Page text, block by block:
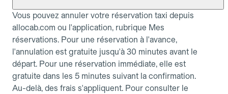
Vous pouvez annuler votre réservation taxi depuis
allocab.com ou l'application, rubrique Mes
réservations. Pour une réservation à l'avance,
l'annulation est gratuite jusqu'à 30 minutes avant le
départ. Pour une réservation immédiate, elle est
gratuite dans les 5 minutes suivant la confirmation.
Au-delà, des frais s'appliquent. Pour consulter le